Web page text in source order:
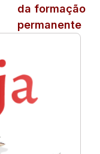
da formação
permanente